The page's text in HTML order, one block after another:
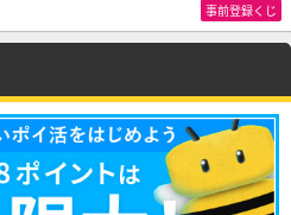
事前登録くじ